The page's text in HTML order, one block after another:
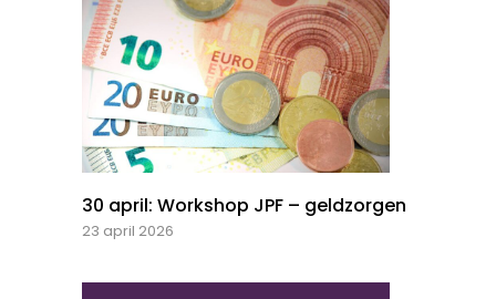
30 april: Workshop JPF – geldzorgen
23 april 2026